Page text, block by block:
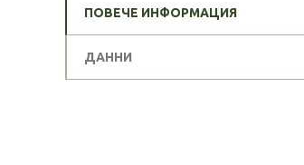
ПОВЕЧЕ ИНФОРМАЦИЯ
ДАННИ